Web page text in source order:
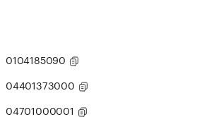
0104185090
04401373000
04701000001